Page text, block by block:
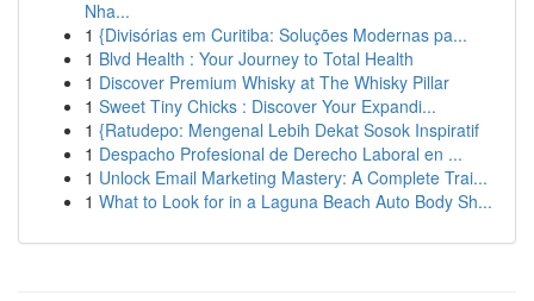
Nha...
1 {Divisórias em Curitiba: Soluções Modernas pa...
1 Blvd Health : Your Journey to Total Health
1 Discover Premium Whisky at The Whisky Pillar
1 Sweet Tiny Chicks : Discover Your Expandi...
1 {Ratudepo: Mengenal Lebih Dekat Sosok Inspiratif
1 Despacho Profesional de Derecho Laboral en ...
1 Unlock Email Marketing Mastery: A Complete Trai...
1 What to Look for in a Laguna Beach Auto Body Sh...